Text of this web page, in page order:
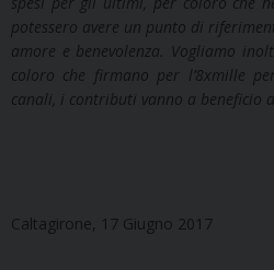
potessero avere un punto di
amore e benevolenza. Vogliamo
coloro che firmano per l’8xmille
canali, i contributi vanno a beneficio
Caltagirone, 17 Giugno 2017